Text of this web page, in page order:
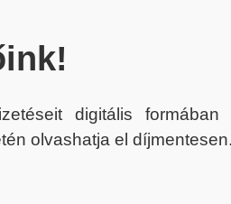
digitális formában
olvashatja el díjmentesen.